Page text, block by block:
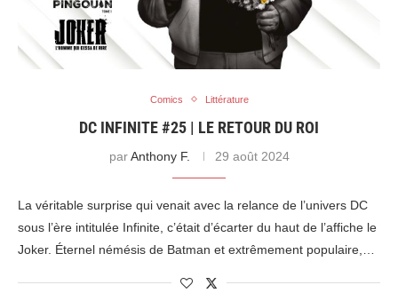
Comics Littérature
DC INFINITE #25 | LE RETOUR DU ROI
parAnthony F. 29 août 2024
La véritable surprise qui venait avec la relance de l’univers DC
sous l’ère intitulée Infinite, c’était d’écarter du haut de l’affiche le
Joker. Éternel némésis de Batman et extrêmement populaire,…